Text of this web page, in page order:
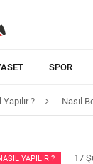
SPOR
Yapılır ? Nasıl
YAPILIR ? 17